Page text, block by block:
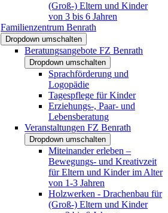
(Groß-) Eltern und Kinder
von 3 bis 6 Jahren
Familienzentrum Benrath
Dropdown umschalten
Beratungsangebote FZ Benrath
Dropdown umschalten
Sprachförderung und
Logopädie
Tagespflege für Kinder
Erziehungs-, Paar- und
Lebensberatung
Veranstaltungen FZ Benrath
Dropdown umschalten
Miteinander erleben –
Bewegungs- und Kreativzeit
für Eltern und Kinder im Alter
von 1-3 Jahren
Holzwerken - Drachenbau für
(Groß-) Eltern und Kinder